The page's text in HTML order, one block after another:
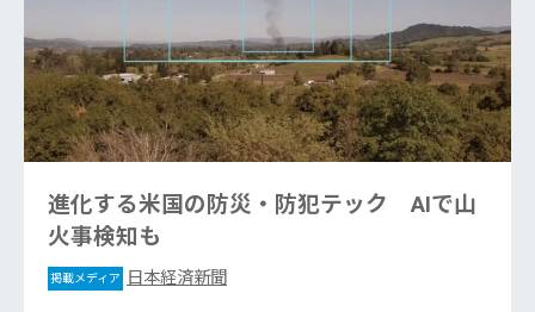
進化する米国の防災・防犯テック AIで山
火事検知も
掲載メディア 日本経済新聞